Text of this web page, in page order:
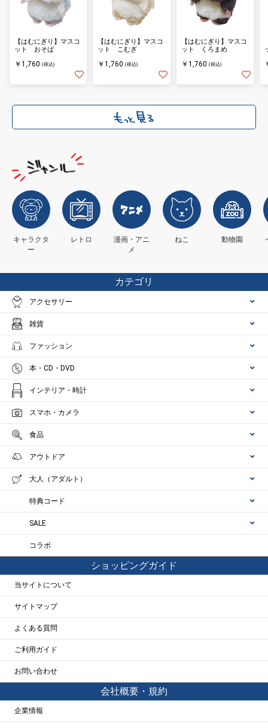
【はむにぎり】マスコ
ット おそば
￥1,760 (税込)
【はむにぎり】マスコ
ット こむぎ
￥1,760 (税込)
【はむにぎり】マスコ
ット くろまめ
￥1,760 (税込)
キャラクタ
ー
レトロ
漫画・アニ
メ
ねこ 動物園
カテゴリ
アクセサリー
雑貨
ファッション
本・CD・DVD
インテリア・時計
スマホ・カメラ
食品
アウトドア
大人（アダルト）
特典コード
SALE
コラボ
ショッピングガイド
当サイトについて
サイトマップ
よくある質問
ご利用ガイド
お問い合わせ
会社概要・規約
企業情報